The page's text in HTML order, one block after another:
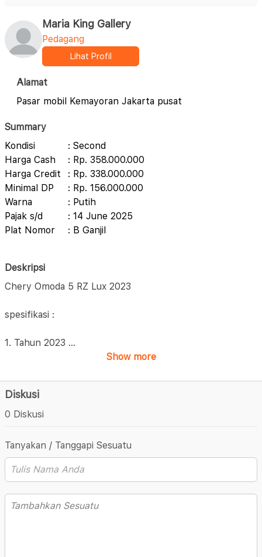
Maria King Gallery
Pedagang
Lihat Profil
Alamat
Pasar mobil Kemayoran Jakarta pusat
Summary
Kondisi
: Second
Harga Cash
: Rp. 358.000.000
Harga Credit
: Rp. 338.000.000
Minimal DP
: Rp. 156.000.000
Warna
: Putih
Pajak s/d
: 14 June 2025
Plat Nomor
: B Ganjil
Deskripsi
Chery Omoda 5 RZ Lux 2023
spesifikasi :
1. Tahun 2023 ...
Show more
Diskusi
0 Diskusi
Tanyakan / Tanggapi Sesuatu